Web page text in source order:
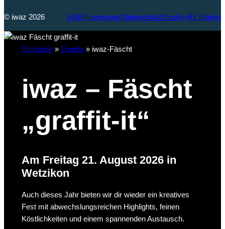
© iwaz 2026 AGBImpressumDatenschutzCookie-Richtlinien
Startseite» Events » iwaz-Fäscht
iwaz – Fäscht
„graffit-it“
Am Freitag 21. August 2026 in
Wetzikon
Auch dieses Jahr bieten wir dir wieder ein kreatives
Fest mit abwechslungsreichen Highlights, feinen
Köstlichkeiten und einem spannenden Austausch.